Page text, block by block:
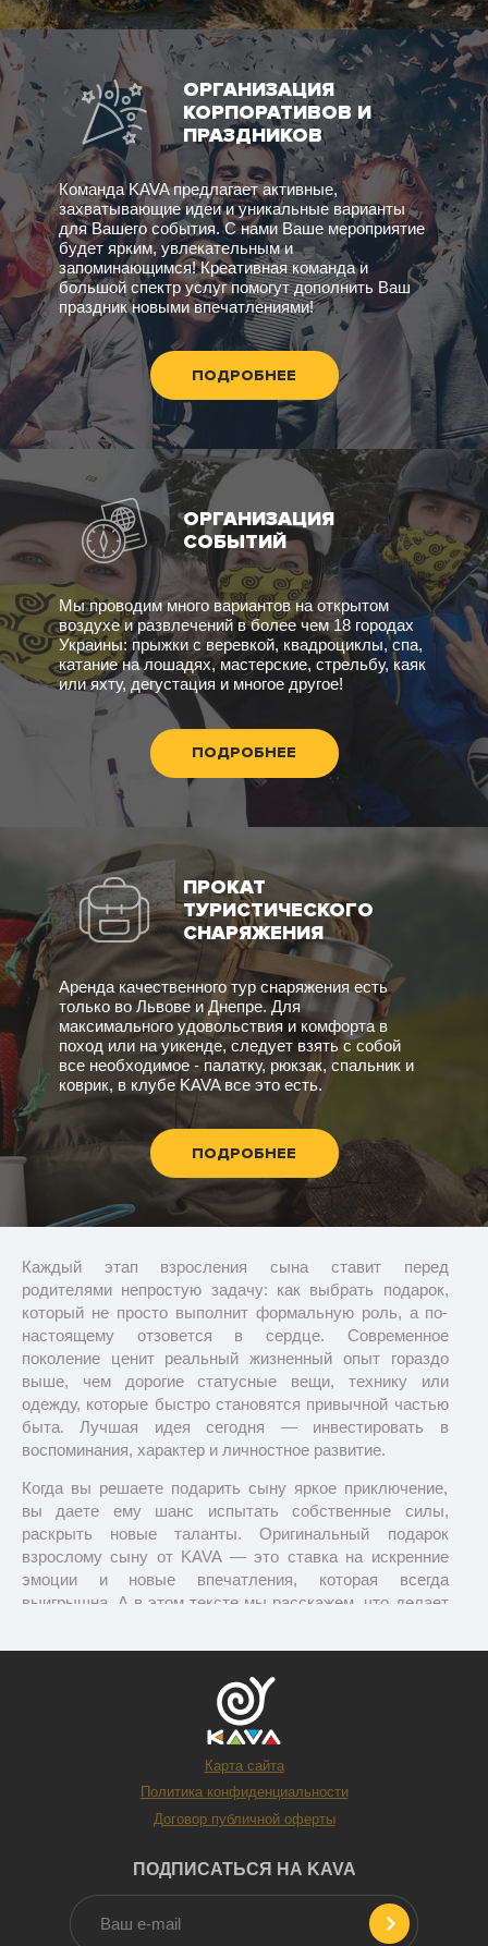
ОРГАНИЗАЦИЯ
КОРПОРАТИВОВ И
ПРАЗДНИКОВ
Команда KAVA предлагает активные,
захватывающие идеи и уникальные варианты
для Вашего события. С нами Ваше мероприятие
будет ярким, увлекательным и
запоминающимся! Креативная команда и
большой спектр услуг помогут дополнить Ваш
праздник новыми впечатлениями!
ПОДРОБНЕЕ
ОРГАНИЗАЦИЯ
СОБЫТИЙ
Мы проводим много вариантов на открытом
воздухе и развлечений в более чем 18 городах
Украины: прыжки с веревкой, квадроциклы, спа,
катание на лошадях, мастерские, стрельбу, каяк
или яхту, дегустация и многое другое!
ПОДРОБНЕЕ
ПРОКАТ
ТУРИСТИЧЕСКОГО
СНАРЯЖЕНИЯ
Аренда качественного тур снаряжения есть
только во Львове и Днепре. Для
максимального удовольствия и комфорта в
поход или на уикенде, следует взять с собой
все необходимое - палатку, рюкзак, спальник и
коврик, в клубе KAVA все это есть.
ПОДРОБНЕЕ
Каждый этап взросления сына ставит перед
родителями непростую задачу: как выбрать подарок,
который не просто выполнит формальную роль, а по-
настоящему отзовется в сердце. Современное
поколение ценит реальный жизненный опыт гораздо
выше, чем дорогие статусные вещи, технику или
одежду, которые быстро становятся привычной частью
быта. Лучшая идея сегодня — инвестировать в
воспоминания, характер и личностное развитие.
Когда вы решаете подарить сыну яркое приключение,
вы даете ему шанс испытать собственные силы,
раскрыть новые таланты. Оригинальный подарок
взрослому сыну от KAVA — это ставка на искренние
эмоции и новые впечатления, которая всегда
выигрышна. А в этом тексте мы расскажем, что делает
поддержки.
Как выбрать необычный
подарок для сына?
Карта сайта
Политика конфиденциальности
Договор публичной оферты
ПОДПИСАТЬСЯ НА KAVA